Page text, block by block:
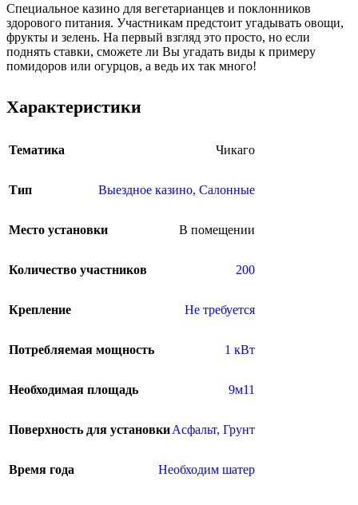
Специальное казино для вегетарианцев и поклонников
здорового питания. Участникам предстоит угадывать овощи,
фрукты и зелень. На первый взгляд это просто, но если
поднять ставки, сможете ли Вы угадать виды к примеру
помидоров или огурцов, а ведь их так много!
Характеристики
Тематика Чикаго
Тип Выездное казино, Салонные
Место установки В помещении
Количество участников 200
Крепление Не требуется
Потребляемая мощность 1 кВт
Необходимая площадь 9м11
Поверхность для установкиАсфальт, Грунт
Время года Необходим шатер